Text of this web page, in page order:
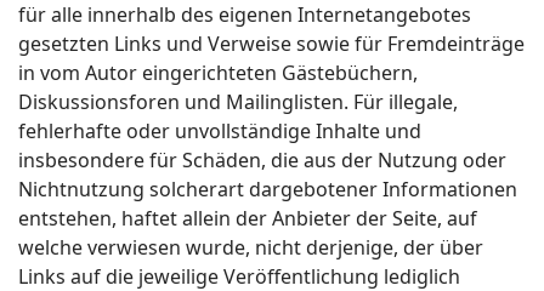
für alle innerhalb des eigenen Internetangebotes
gesetzten Links und Verweise sowie für Fremdeinträge
in vom Autor eingerichteten Gästebüchern,
Diskussionsforen und Mailinglisten. Für illegale,
fehlerhafte oder unvollständige Inhalte und
insbesondere für Schäden, die aus der Nutzung oder
Nichtnutzung solcherart dargebotener Informationen
entstehen, haftet allein der Anbieter der Seite, auf
welche verwiesen wurde, nicht derjenige, der über
Links auf die jeweilige Veröffentlichung lediglich